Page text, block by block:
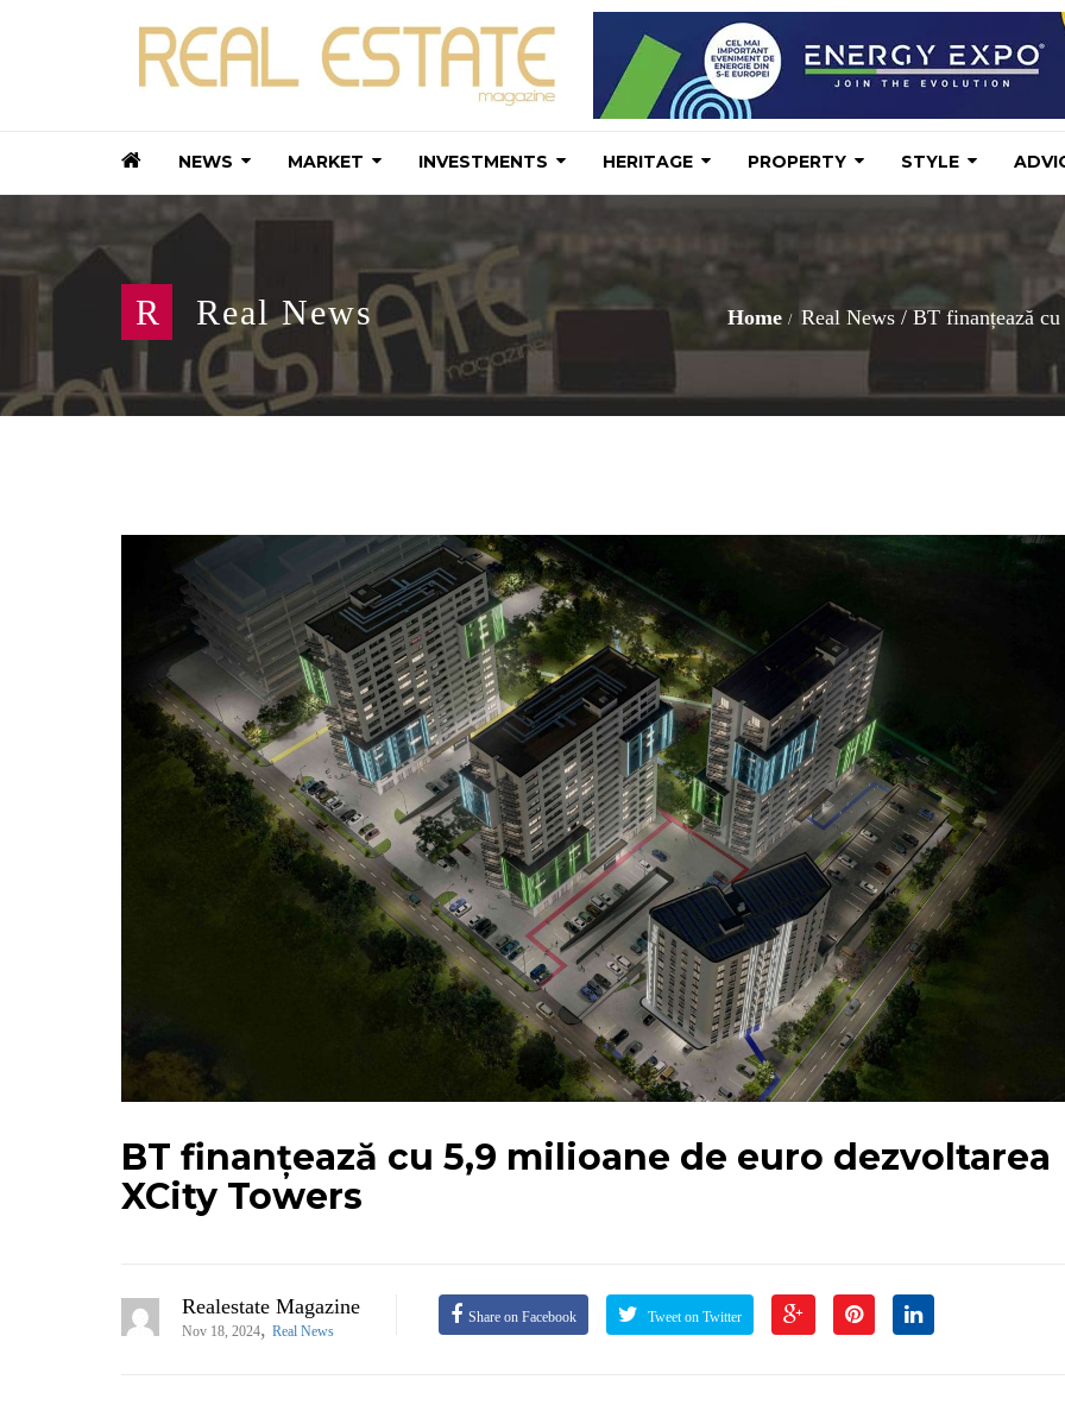
NEWS MARKET INVESTMENTS HERITAGE PROPERTY STYLE
R Real News Home Real News / BT finanțează
BT finanțează cu 5,9 milioane de euro dezvoltarea
XCity Towers
Realestate Magazine
Nov 18, 2024, Real News
Share on Facebook Tweet on Twitter